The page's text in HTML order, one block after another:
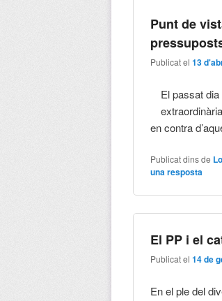
Punt de
Publicat el13
El passat dia
en contra
Publicat dins de
una resposta
El PP i el
Publicat el14 de
En el ple del